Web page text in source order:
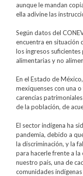
aunque le mandan
ella adivine las
Según datos del
encuentra en situación
los ingresos suficientes
alimentarias y no
En el Estado de
mexiquenses con una
carencias
de la población, de
El sector indígena ha
pandemia, debido a
la discriminación, y la
para hacerle frente a la
nuestro país, una de
comunidades